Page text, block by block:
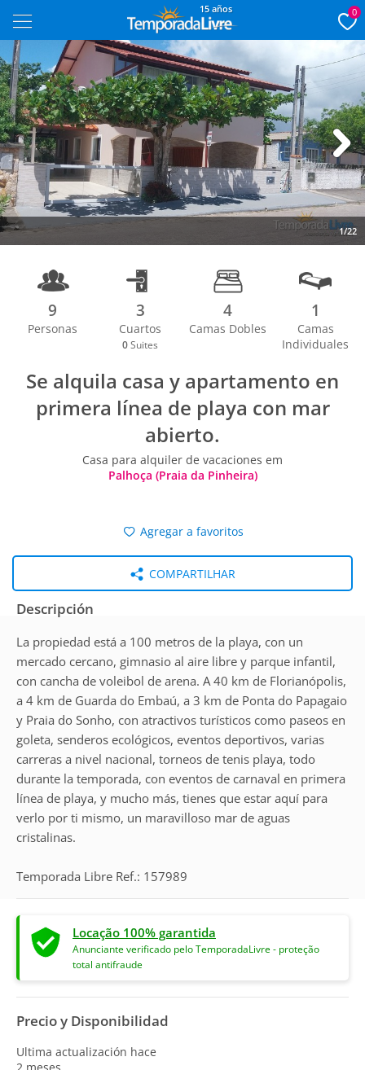
15 años 0
1/22
Next
9
Personas
3
Cuartos
0 Suites
4
Camas Dobles
1
Camas
Individuales
Se alquila casa y apartamento en
primera línea de playa con mar
abierto.
Casa para alquiler de vacaciones em
Palhoça (Praia da Pinheira)
Agregar a favoritos
COMPARTILHAR
Descripción
La propiedad está a 100 metros de la playa, con un
mercado cercano, gimnasio al aire libre y parque infantil,
con cancha de voleibol de arena. A 40 km de Florianópolis,
a 4 km de Guarda do Embaú, a 3 km de Ponta do Papagaio
y Praia do Sonho, con atractivos turísticos como paseos en
goleta, senderos ecológicos, eventos deportivos, varias
carreras a nivel nacional, torneos de tenis playa, todo
durante la temporada, con eventos de carnaval en primera
línea de playa, y mucho más, tienes que estar aquí para
verlo por ti mismo, un maravilloso mar de aguas
cristalinas.
Temporada Libre Ref.: 157989
Locação 100% garantida
Anunciante verificado pelo TemporadaLivre - proteção
total antifraude
Precio y Disponibilidad
Ultima actualización hace